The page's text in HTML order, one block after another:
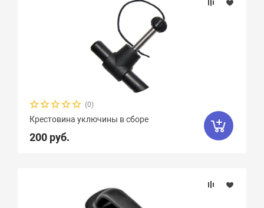
(0)
Крестовина уключины в сборе
200 руб.